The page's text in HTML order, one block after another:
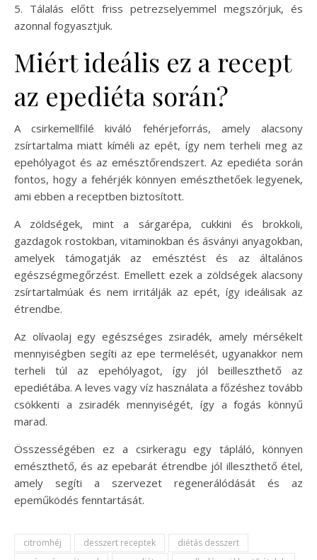
5. Tálalás előtt friss petrezselyemmel megszórjuk, és
azonnal fogyasztjuk.
Miért ideális ez a recept
az epediéta során?
A csirkemellfilé kiváló fehérjeforrás, amely alacsony
zsírtartalma miatt kíméli az epét, így nem terheli meg az
epehólyagot és az emésztőrendszert. Az epediéta során
fontos, hogy a fehérjék könnyen emészthetőek legyenek,
ami ebben a receptben biztosított.
A zöldségek, mint a sárgarépa, cukkini és brokkoli,
gazdagok rostokban, vitaminokban és ásványi anyagokban,
amelyek támogatják az emésztést és az általános
egészségmegőrzést. Emellett ezek a zöldségek alacsony
zsírtartalmúak és nem irritálják az epét, így ideálisak az
étrendbe.
Az olívaolaj egy egészséges zsiradék, amely mérsékelt
mennyiségben segíti az epe termelését, ugyanakkor nem
terheli túl az epehólyagot, így jól beilleszthető az
epediétába. A leves vagy víz használata a főzéshez tovább
csökkenti a zsiradék mennyiségét, így a fogás könnyű
marad.
Összességében ez a csirkeragu egy tápláló, könnyen
emészthető, és az epebarát étrendbe jól illeszthető étel,
amely segíti a szervezet regenerálódását és az
epeműködés fenntartását.
citromhéj desszert receptek
diétás desszert